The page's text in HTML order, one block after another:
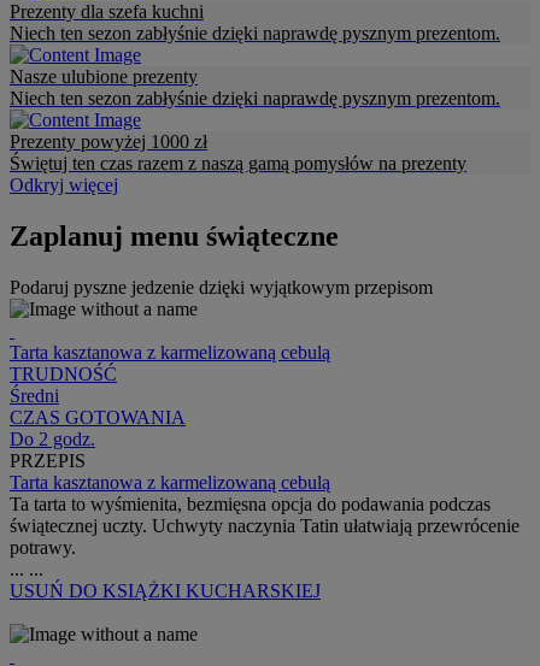
Prezenty dla szefa kuchni
Niech ten sezon zabłyśnie dzięki naprawdę pysznym prezentom.
Nasze ulubione prezenty
Niech ten sezon zabłyśnie dzięki naprawdę pysznym prezentom.
Prezenty powyżej 1000 zł
Świętuj ten czas razem z naszą gamą pomysłów na prezenty
Odkryj więcej
Zaplanuj menu świąteczne
Podaruj pyszne jedzenie dzięki wyjątkowym przepisom
Tarta kasztanowa z karmelizowaną cebulą
TRUDNOŚĆ
Średni
CZAS GOTOWANIA
Do 2 godz.
PRZEPIS
Tarta kasztanowa z karmelizowaną cebulą
Ta tarta to wyśmienita, bezmięsna opcja do podawania podczas
świątecznej uczty. Uchwyty naczynia Tatin ułatwiają przewrócenie
potrawy.
... ...
USUŃ DO KSIĄŻKI KUCHARSKIEJ